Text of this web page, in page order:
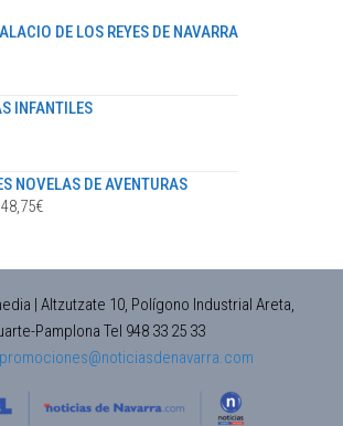
DE LOS REYES DE NAVARRA
INFANTILES
NOVELAS DE AVENTURAS
€
5,95€
HASTA
148,75€
| Altzutzate 10, Polígono Industrial Areta,
Pamplona Tel 948 33 25 33